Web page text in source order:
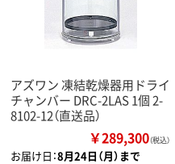
アズワン 凍結乾燥器用ドライ
チャンバー DRC-2LAS 1個 2-
8102-12（直送品）
￥289,300（税込）
お届け日：8月24日（月）まで